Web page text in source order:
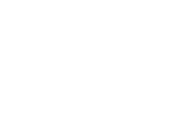
rede de revendedores e comercialize
do seu projeto ao nosso serviço de